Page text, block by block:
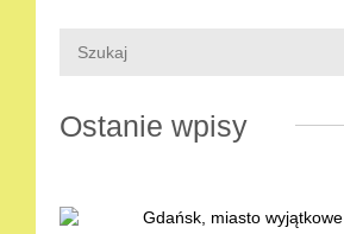
Ostanie wpisy
Gdańsk, miasto wyjątkowe